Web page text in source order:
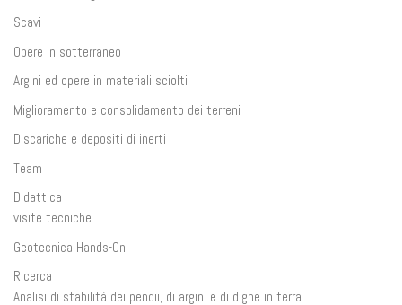
Scavi
Opere in sotterraneo
Argini ed opere in materiali sciolti
Miglioramento e consolidamento dei terreni
Discariche e depositi di inerti
Team
Didattica
visite tecniche
Geotecnica Hands-On
Ricerca
Analisi di stabilità dei pendii, di argini e di dighe in terra